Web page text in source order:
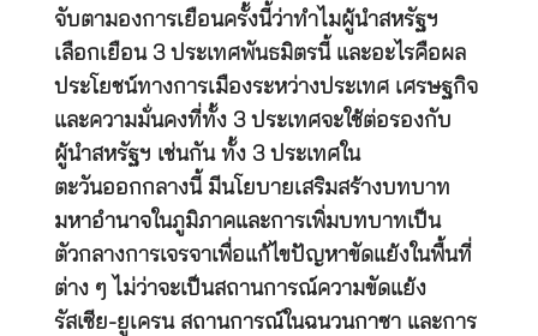
จับตามองการเยือนครั้งนี้ว่าทำไมผู้นำสหรัฐฯ
เลือกเยือน 3 ประเทศพันธมิตรนี้ และอะไรคือผล
ประโยชน์ทางการเมืองระหว่างประเทศ เศรษฐกิจ
และความมั่นคงที่ทั้ง 3 ประเทศจะใช้ต่อรองกับ
ผู้นำสหรัฐฯ เช่นกัน ทั้ง 3 ประเทศใน
ตะวันออกกลางนี้ มีนโยบายเสริมสร้างบทบาท
มหาอำนาจในภูมิภาคและการเพิ่มบทบาทเป็น
ตัวกลางการเจรจาเพื่อแก้ไขปัญหาขัดแย้งในพื้นที่
ต่าง ๆ ไม่ว่าจะเป็นสถานการณ์ความขัดแย้ง
รัสเซีย-ยูเครน สถานการณ์ในฉนวนกาซา และการ